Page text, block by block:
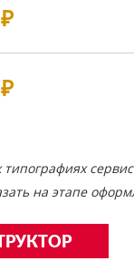
₽
₽
на этапе